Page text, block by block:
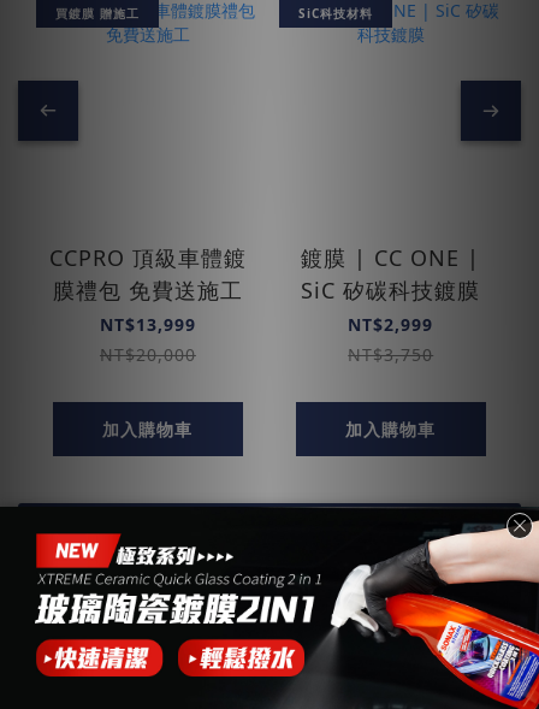
買鍍膜 贈施工
CCPRO 頂級車體鍍
膜禮包 免費送施工
NT$13,999
NT$20,000
加入購物車
SiC科技材料
鍍膜 | CC ONE |
SiC 矽碳科技鍍膜
NT$2,999
NT$3,750
加入購物車